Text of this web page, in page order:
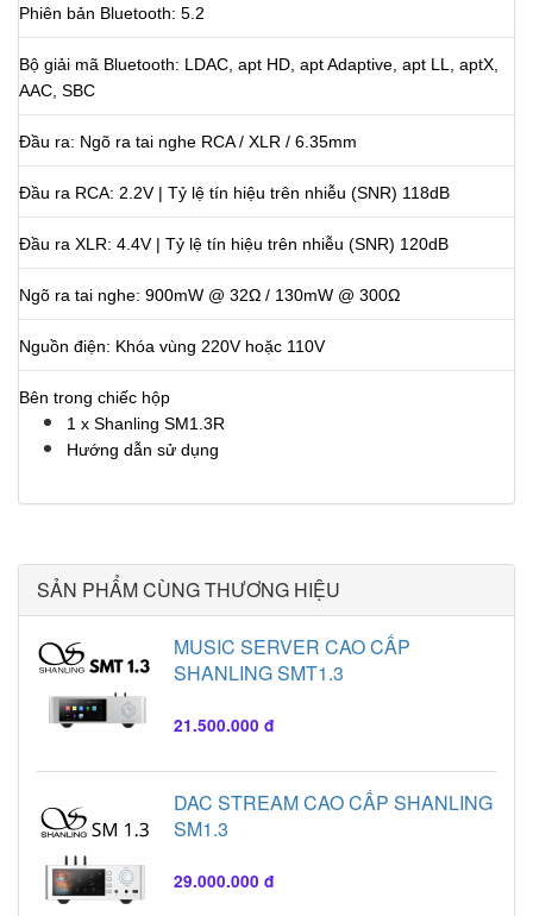
Phiên bản Bluetooth: 5.2
Bộ giải mã Bluetooth: LDAC, apt HD, apt Adaptive, apt LL, aptX,
AAC, SBC
Đầu ra: Ngõ ra tai nghe RCA / XLR / 6.35mm
Đầu ra RCA: 2.2V | Tỷ lệ tín hiệu trên nhiễu (SNR) 118dB
Đầu ra XLR: 4.4V | Tỷ lệ tín hiệu trên nhiễu (SNR) 120dB
Ngõ ra tai nghe: 900mW @ 32Ω / 130mW @ 300Ω
Nguồn điện: Khóa vùng 220V hoặc 110V
Bên trong chiếc hộp
1 x Shanling SM1.3R
Hướng dẫn sử dụng
SẢN PHẨM CÙNG THƯƠNG HIỆU
MUSIC SERVER CAO CẤP
SHANLING SMT1.3
21.500.000 đ
DAC STREAM CAO CẤP SHANLING
SM1.3
29.000.000 đ